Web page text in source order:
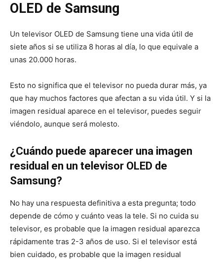
OLED de Samsung
Un televisor OLED de Samsung tiene una vida útil de
siete años si se utiliza 8 horas al día, lo que equivale a
unas 20.000 horas.
Esto no significa que el televisor no pueda durar más, ya
que hay muchos factores que afectan a su vida útil. Y si la
imagen residual aparece en el televisor, puedes seguir
viéndolo, aunque será molesto.
¿Cuándo puede aparecer una imagen
residual en un televisor OLED de
Samsung?
No hay una respuesta definitiva a esta pregunta; todo
depende de cómo y cuánto veas la tele. Si no cuida su
televisor, es probable que la imagen residual aparezca
rápidamente tras 2-3 años de uso. Si el televisor está
bien cuidado, es probable que la imagen residual